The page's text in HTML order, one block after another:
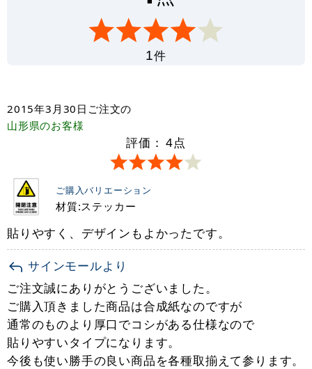
1件
2015年3月30日 ご注文の
山形県のお客様
評価： 4点
ご購入バリエーション
材質:ステッカー
貼りやすく、デザインもよかったです。
サインモールより
ご注文誠にありがとうございました。
ご購入頂きました商品は合成紙なのですが
通常のものより厚口でコシがある仕様なので
貼りやすいタイプになります。
今後も使い勝手の良い商品を各種取揃えて参ります。